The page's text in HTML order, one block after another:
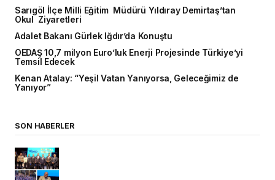
Sarıgöl İlçe Milli Eğitim Müdürü Yıldıray Demirtaş’tan
Okul Ziyaretleri
Adalet Bakanı Gürlek Iğdır’da Konuştu
OEDAŞ 10,7 milyon Euro’luk Enerji Projesinde Türkiye’yi
Temsil Edecek
Kenan Atalay: “Yeşil Vatan Yanıyorsa, Geleceğimiz de
Yanıyor”
SON HABERLER